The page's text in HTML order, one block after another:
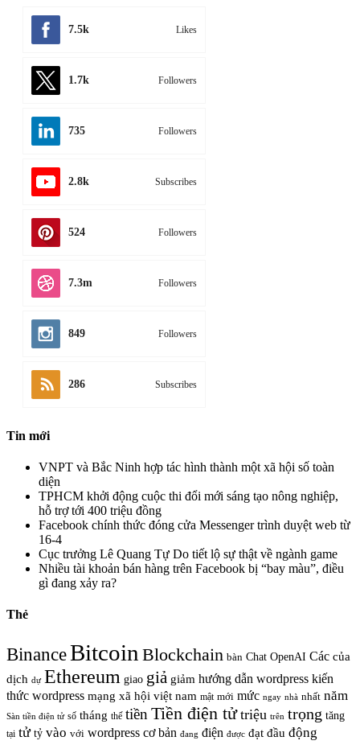
7.5k Likes
1.7k Followers
735 Followers
2.8k Subscribes
524 Followers
7.3m Followers
849 Followers
286 Subscribes
Tin mới
VNPT và Bắc Ninh hợp tác hình thành một xã hội số toàn
diện
TPHCM khởi động cuộc thi đổi mới sáng tạo nông nghiệp,
hỗ trợ tới 400 triệu đồng
Facebook chính thức đóng cửa Messenger trình duyệt web từ
16-4
Cục trưởng Lê Quang Tự Do tiết lộ sự thật về ngành game
Nhiều tài khoản bán hàng trên Facebook bị “bay màu”, điều
gì đang xảy ra?
Thẻ
BinanceBitcoin Blockchain bàn Chat OpenAI Các của
dịch dự Ethereum giao giả giảm hướng dẫn wordpress kiến
thức wordpress mạng xã hội việt nam mật mới mức ngay nhà nhất năm
Sàn tiền điện tử số tháng thế tiền Tiền điện tử triệu trên trọng tăng
tại tử tỷ vào với wordpress cơ bản đang điện được đạt đầu động